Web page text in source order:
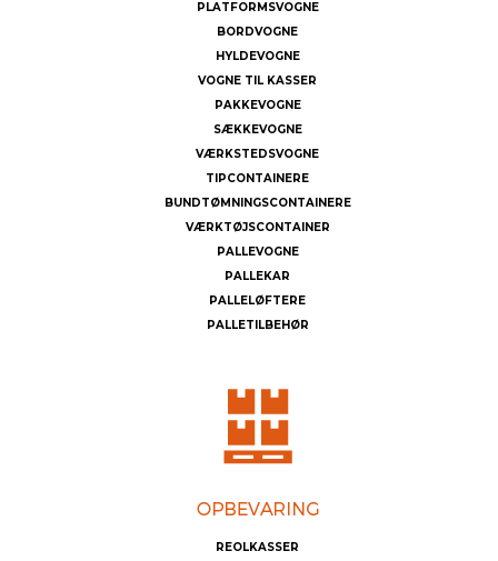
PLATFORMSVOGNE
BORDVOGNE
HYLDEVOGNE
VOGNE TIL KASSER
PAKKEVOGNE
SÆKKEVOGNE
VÆRKSTEDSVOGNE
TIPCONTAINERE
BUNDTØMNINGSCONTAINERE
VÆRKTØJSCONTAINER
PALLEVOGNE
PALLEKAR
PALLELØFTERE
PALLETILBEHØR
REOLKASSER